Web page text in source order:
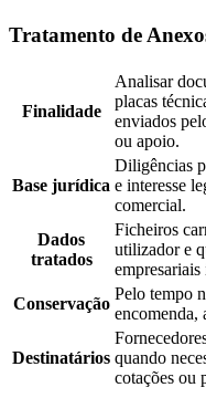
Tratamento de
Finalidade
Analisar
placas
enviados
ou apoio.
Base jurídica
Diligências
e interesse
comercial.
Dados
tratados
Ficheiros
utilizador e
Conservação
Pelo tempo
encomenda,
Destinatários quando
cotações ou